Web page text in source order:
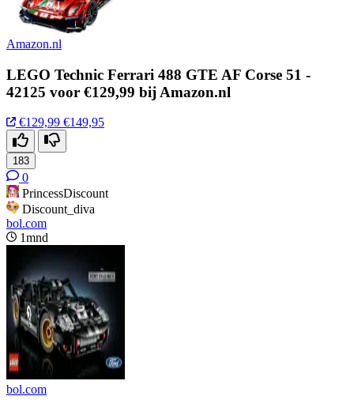
Amazon.nl
LEGO Technic Ferrari 488 GTE AF Corse 51 -
42125 voor €129,99 bij Amazon.nl
€129,99 €149,95
183
0
PrincessDiscount
Discount_diva
bol.com
1mnd
bol.com